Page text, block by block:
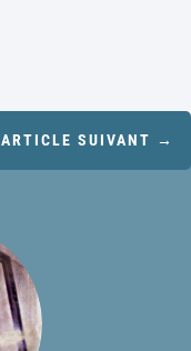
ARTICLE SUIVANT →